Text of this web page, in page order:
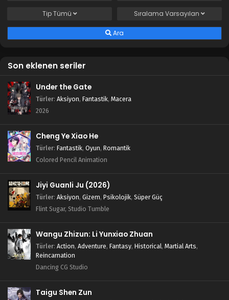
TipTümü Sıralama Varsayılan
Ara
Son eklenen seriler
Under the Gate
Türler: Aksiyon, Fantastik, Macera
2026
Cheng Ye Xiao He
Türler: Fantastik, Oyun, Romantik
Colored Pencil Animation
Jiyi Guanli Ju (2026)
Türler: Aksiyon, Gizem, Psikolojik, Süper Güç
Flint Sugar, Studio Tumble
Wangu Zhizun: Li Yunxiao Zhuan
Türler: Action, Adventure, Fantasy, Historical, Martial Arts,
Reincarnation
Dancing CG Studio
Taigu Shen Zun